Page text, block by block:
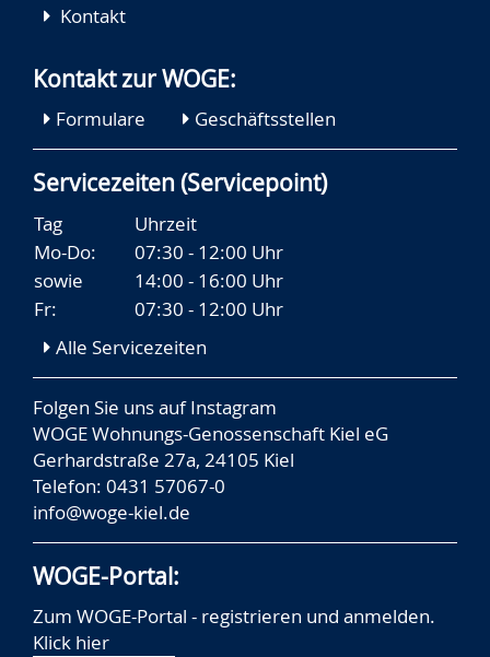
Kontakt
Kontakt zur WOGE:
Formulare Geschäftsstellen
Servicezeiten (Servicepoint)
Tag
Uhrzeit
Mo-Do:
07:30 - 12:00 Uhr
sowie
14:00 - 16:00 Uhr
Fr:
07:30 - 12:00 Uhr
Alle Servicezeiten
Folgen Sie uns aufInstagram
WOGE Wohnungs-Genossenschaft Kiel eG
Gerhardstraße 27a, 24105 Kiel
Telefon: 0431 57067-0
info@woge-kiel.de
WOGE-Portal:
Zum WOGE-Portal - registrieren und anmelden.
Klick hier